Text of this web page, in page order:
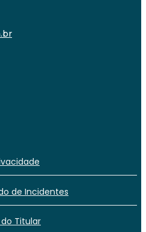
de Incidentes
Titular